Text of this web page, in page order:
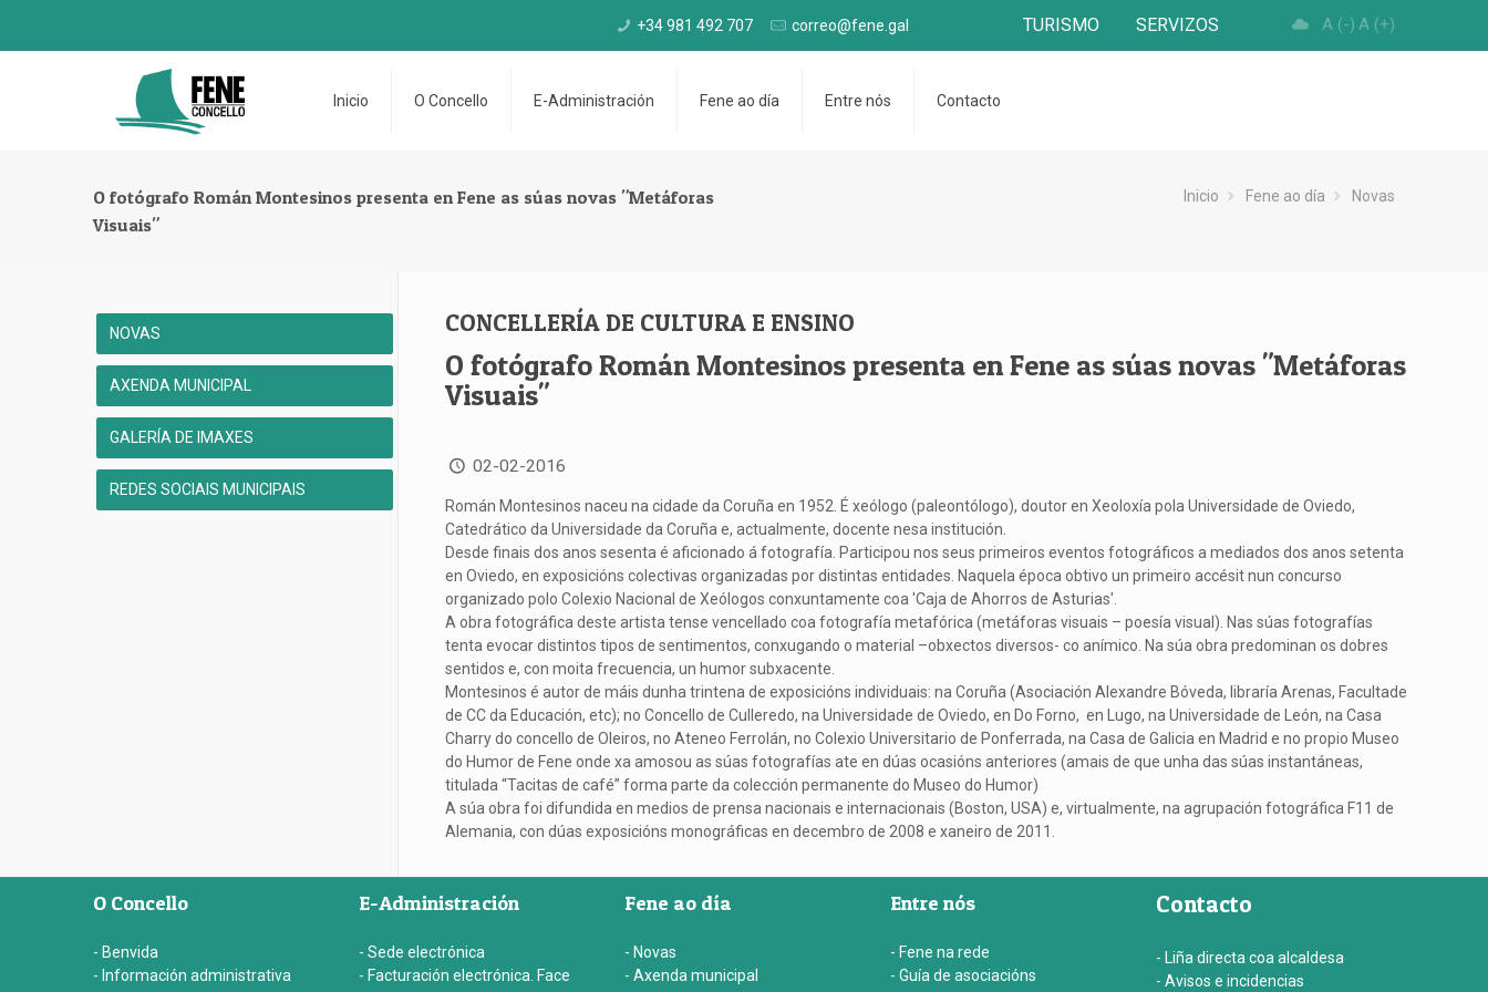
+34 981 492 707 correo@fene.gal TURISMO SERVIZOS A (-) A (+)
Inicio O Concello E-Administración Fene ao día Entre nós Contacto
O fotógrafo Román Montesinos presenta en Fene as súas novas "Metáforas
Visuais"
Inicio Fene ao día Novas
CONCELLERÍA DE CULTURA E ENSINO
O fotógrafo Román Montesinos presenta en Fene as súas novas "Metáforas
Visuais"
02-02-2016
Román Montesinos naceu na cidade da Coruña en 1952. É xeólogo (paleontólogo), doutor en Xeoloxía pola Universidade de Oviedo,
Catedrático da Universidade da Coruña e, actualmente, docente nesa institución.
Desde finais dos anos sesenta é aficionado á fotografía. Participou nos seus primeiros eventos fotográficos a mediados dos anos setenta
en Oviedo, en exposicións colectivas organizadas por distintas entidades. Naquela época obtivo un primeiro accésit nun concurso
organizado polo Colexio Nacional de Xeólogos conxuntamente coa 'Caja de Ahorros de Asturias'.
A obra fotográfica deste artista tense vencellado coa fotografía metafórica (metáforas visuais – poesía visual). Nas súas fotografías
tenta evocar distintos tipos de sentimentos, conxugando o material –obxectos diversos- co anímico. Na súa obra predominan os dobres
sentidos e, con moita frecuencia, un humor subxacente.
Montesinos é autor de máis dunha trintena de exposicións individuais: na Coruña (Asociación Alexandre Bóveda, libraría Arenas, Facultade
de CC da Educación, etc); no Concello de Culleredo, na Universidade de Oviedo, en Do Forno, en Lugo, na Universidade de León, na Casa
Charry do concello de Oleiros, no Ateneo Ferrolán, no Colexio Universitario de Ponferrada, na Casa de Galicia en Madrid e no propio Museo
do Humor de Fene onde xa amosou as súas fotografías ate en dúas ocasións anteriores (amais de que unha das súas instantáneas,
titulada “Tacitas de café” forma parte da colección permanente do Museo do Humor)
A súa obra foi difundida en medios de prensa nacionais e internacionais (Boston, USA) e, virtualmente, na agrupación fotográfica F11 de
Alemania, con dúas exposicións monográficas en decembro de 2008 e xaneiro de 2011.
NOVAS
AXENDA MUNICIPAL
GALERÍA DE IMAXES
REDES SOCIAIS MUNICIPAIS
O Concello
- Benvida
- Información administrativa
E-Administración
- Sede electrónica
- Facturación electrónica. Face
Fene ao día
- Novas
- Axenda municipal
Entre nós
- Fene na rede
- Guía de asociacións
Contacto
- Liña directa coa alcaldesa
- Avisos e incidencias